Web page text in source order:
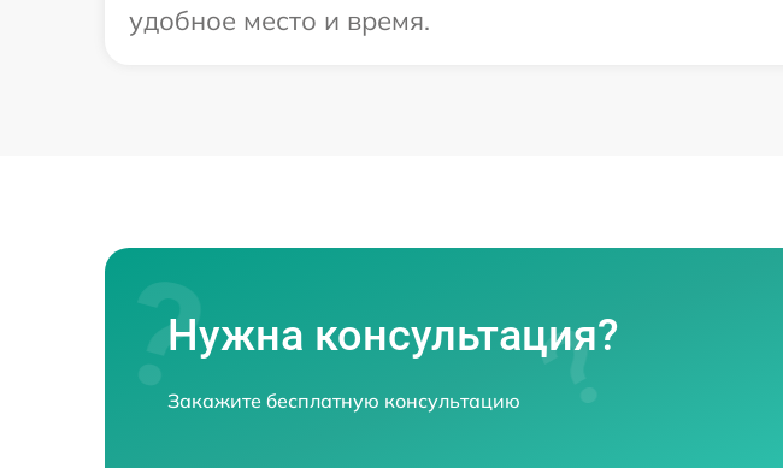
удобное место и время.
Нужна консультация?
Закажите бесплатную консультацию